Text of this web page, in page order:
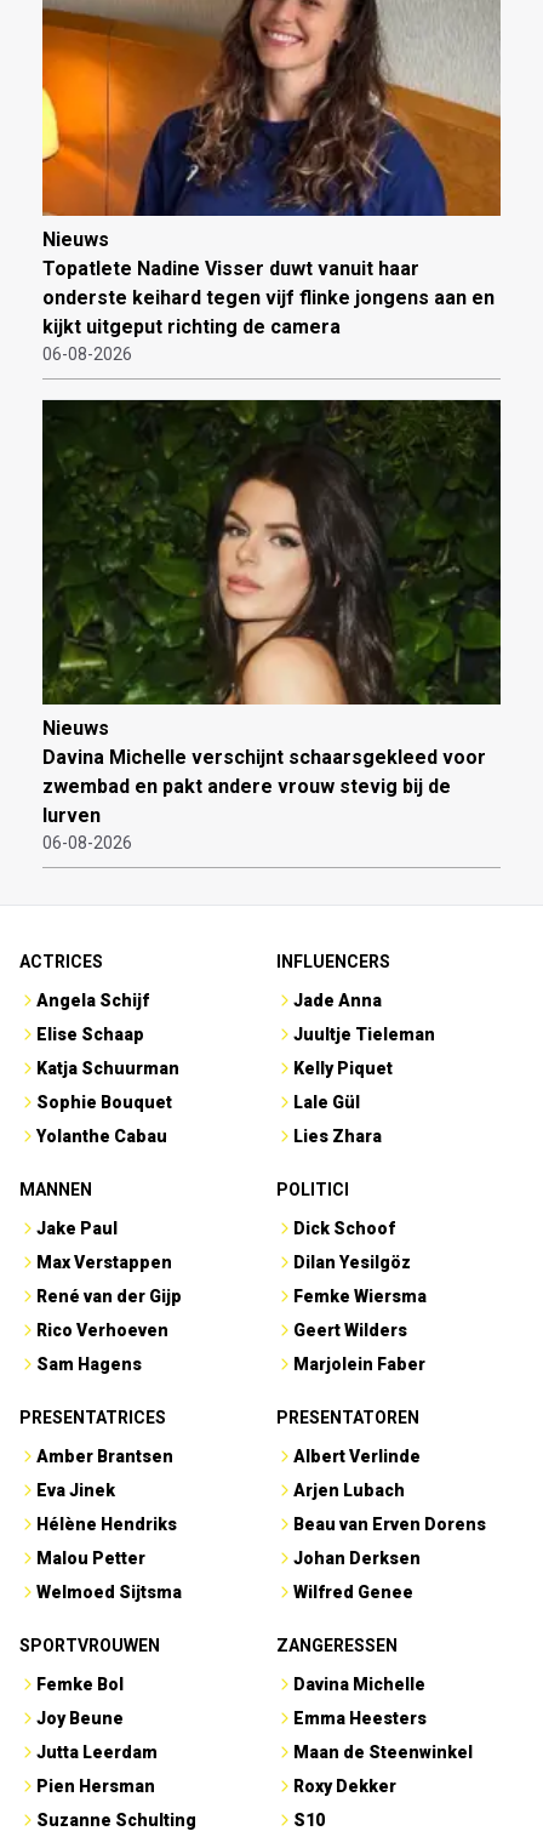
Nieuws
Topatlete Nadine Visser duwt vanuit haar
onderste keihard tegen vijf flinke jongens aan en
kijkt uitgeput richting de camera
06-08-2026
Nieuws
Davina Michelle verschijnt schaarsgekleed voor
zwembad en pakt andere vrouw stevig bij de
lurven
06-08-2026
ACTRICES
Angela Schijf
Elise Schaap
Katja Schuurman
Sophie Bouquet
Yolanthe Cabau
INFLUENCERS
Jade Anna
Juultje Tieleman
Kelly Piquet
Lale Gül
Lies Zhara
MANNEN
Jake Paul
Max Verstappen
René van der Gijp
Rico Verhoeven
Sam Hagens
POLITICI
Dick Schoof
Dilan Yesilgöz
Femke Wiersma
Geert Wilders
Marjolein Faber
PRESENTATRICES
Amber Brantsen
Eva Jinek
Hélène Hendriks
Malou Petter
Welmoed Sijtsma
PRESENTATOREN
Albert Verlinde
Arjen Lubach
Beau van Erven Dorens
Johan Derksen
Wilfred Genee
SPORTVROUWEN
Femke Bol
Joy Beune
Jutta Leerdam
Pien Hersman
Suzanne Schulting
ZANGERESSEN
Davina Michelle
Emma Heesters
Maan de Steenwinkel
Roxy Dekker
S10